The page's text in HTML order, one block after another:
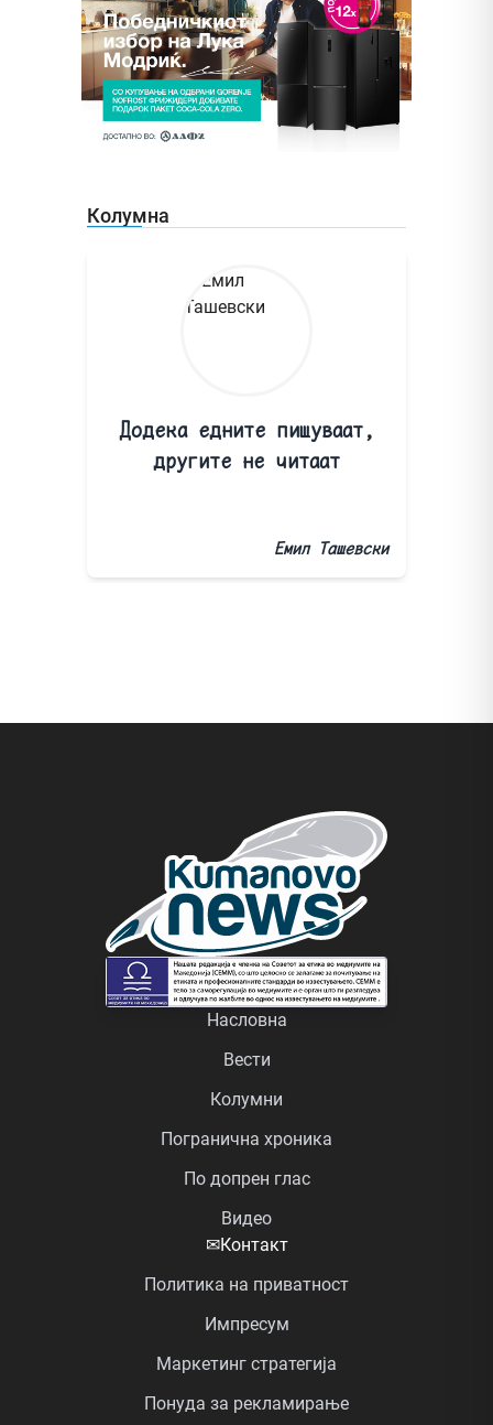
Колумна
Додека едните пишуваат,
другите не читаат
Емил Ташевски
Насловна
Вести
Колумни
Погранична хроника
По допрен глас
Видео
✉Контакт
Политика на приватност
Импресум
Маркетинг стратегија
Понуда за рекламирање